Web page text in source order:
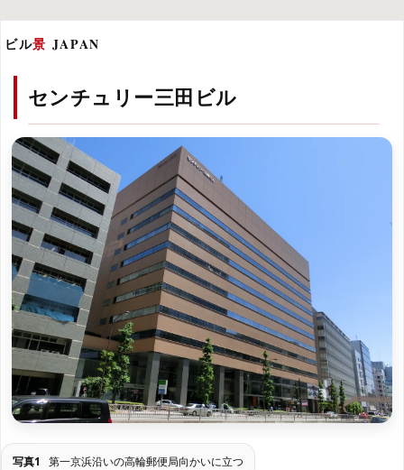
ビル景 JAPAN
センチュリー三田ビル
写真1 第一京浜沿いの高輪郵便局向かいに立つ